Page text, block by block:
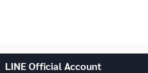
LINE Official Account